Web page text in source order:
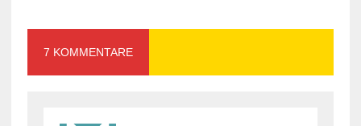
7 KOMMENTARE